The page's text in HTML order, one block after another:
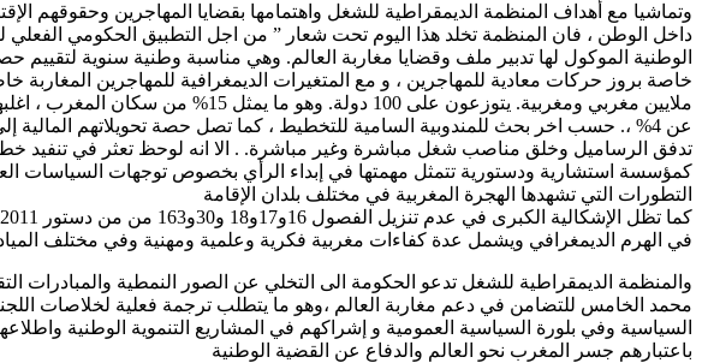
وتماشيا مع أهداف المنظمة الديمقراطية للشغل واهتمامها بقضايا المهاجرين وحقوقهم
الوطنية الموكول لها تدبير ملف وقضايا مغاربة العالم. وهي مناسبة وطنية سنوية لتقييم
تدفق الرساميل وخلق مناصب شغل مباشرة وغير مباشرة. . الا انه لوحظ تعثر في تنفيد خطة
كمؤسسة استشارية ودستورية تتمثل مهمتها في إبداء الرأي بخصوص توجهات السياسات
التطورات التي تشهدها الهجرة المغربية في مختلف بلدان الإقامة
في الهرم الديمغرافي ويشمل عدة كفاءات مغربية فكرية وعلمية ومهنية وفي مختلف
والمنظمة الديمقراطية للشغل تدعو الحكومة الى التخلي عن الصور النمطية والمبادرات
محمد الخامس للتضامن في دعم مغاربة العالم ،وهو ما يتطلب ترجمة فعلية لخلاصات
السياسية وفي بلورة السياسية العمومية و إشراكهم في المشاريع التنموية الوطنية
باعتبارهم جسر المغرب نحو العالم والدفاع عن القضية الوطنية